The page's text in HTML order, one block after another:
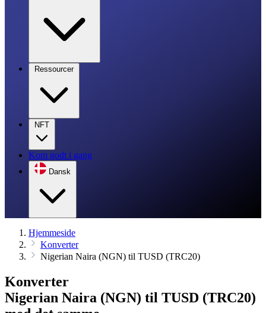
Ressourcer
NFT
Kom godt i gang
Dansk
Hjemmeside
Konverter
Nigerian Naira (NGN) til TUSD (TRC20)
Konverter
Nigerian Naira (NGN) til TUSD (TRC20)